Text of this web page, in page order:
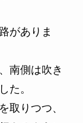
がありま
南側は吹き
た。
取りつつ、